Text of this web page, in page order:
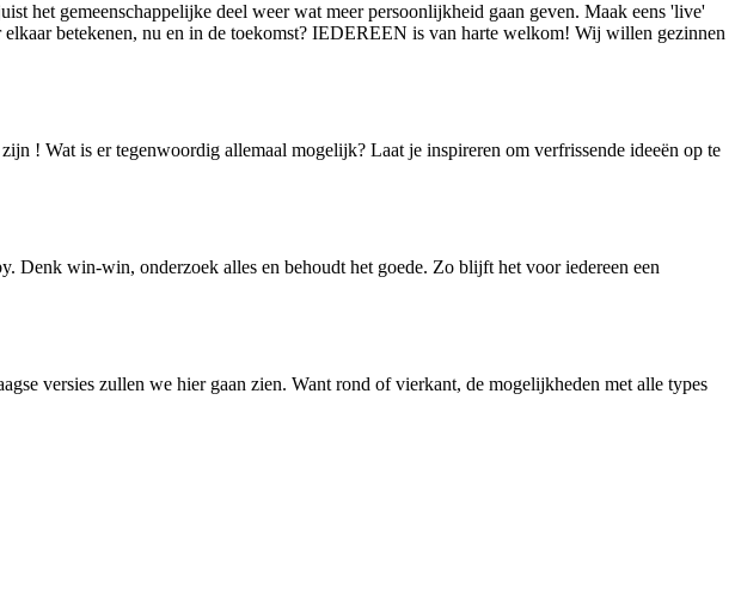
het gemeenschappelijke deel weer wat meer persoonlijkheid gaan geven. Maak eens 'live'
betekenen, nu en in de toekomst? IEDEREEN is van harte welkom! Wij willen gezinnen
! Wat is er tegenwoordig allemaal mogelijk? Laat je inspireren om verfrissende ideeën op te
Denk win-win, onderzoek alles en behoudt het goede. Zo blijft het voor iedereen een
versies zullen we hier gaan zien. Want rond of vierkant, de mogelijkheden met alle types